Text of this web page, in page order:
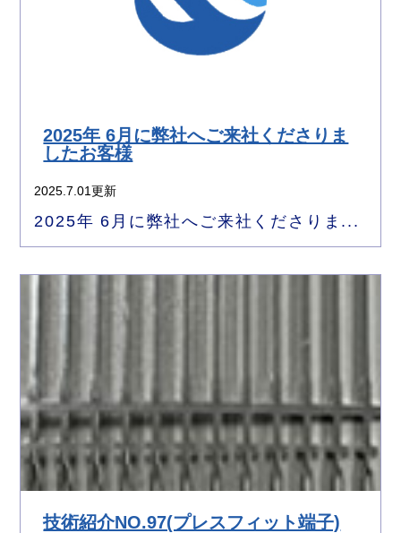
2025年 6月に弊社へご来社くださりま
したお客様
2025.7.01更新
2025年 6月に弊社へご来社くださりま...
技術紹介NO.97(プレスフィット端子)